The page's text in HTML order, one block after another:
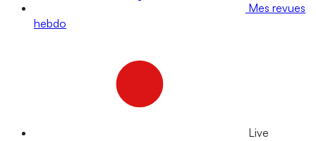
Mes revues
hebdo
Live